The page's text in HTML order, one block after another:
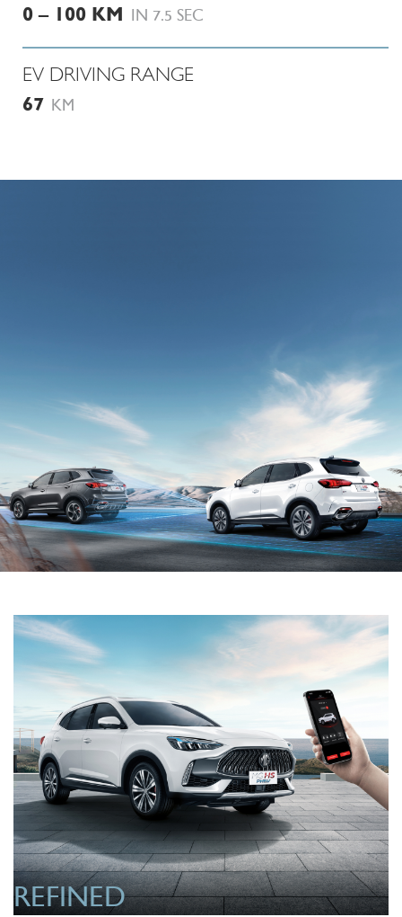
0 – 100 KM
IN 7.5 SEC
EV DRIVING RANGE
67 KM
REFINED